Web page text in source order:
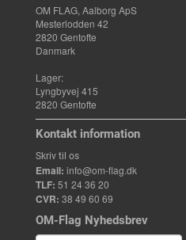
OM FLAG, Aalborg ApS
Mesterlodden 42
2820 Gentofte
Danmark
Lager:
Lyngbyvej 415
2820 Gentofte
Kontakt information
Skriv til os
Email: info@om-flag.dk
TLF: 51 24 36 20
CVR: 38 49 60 69
OM-Flag Nyhedsbrev